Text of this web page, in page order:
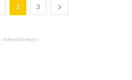
2 3
- Advertisement -